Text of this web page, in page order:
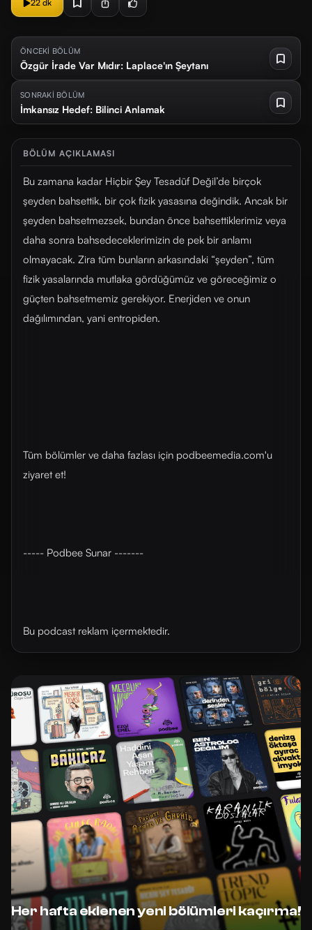
22 dk
ÖNCEKİ BÖLÜM
Özgür İrade Var Mıdır: Laplace'ın Şeytanı
SONRAKİ BÖLÜM
İmkansız Hedef: Bilinci Anlamak
BÖLÜM AÇIKLAMASI
Bu zamana kadar Hiçbir Şey Tesadüf Değil’de birçok
şeyden bahsettik, bir çok fizik yasasına değindik. Ancak bir
şeyden bahsetmezsek, bundan önce bahsettiklerimiz veya
daha sonra bahsedeceklerimizin de pek bir anlamı
olmayacak. Zira tüm bunların arkasındaki “şeyden”, tüm
fizik yasalarında mutlaka gördüğümüz ve göreceğimiz o
güçten bahsetmemiz gerekiyor. Enerjiden ve onun
dağılımından, yani entropiden.
Tüm bölümler ve daha fazlası için ⁠⁠podbeemedia.com⁠⁠'u
ziyaret et!
----- Podbee Sunar -------
Bu podcast reklam içermektedir.
Her hafta eklenen yeni bölümleri kaçırma!